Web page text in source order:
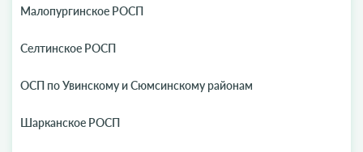
Малопургинское РОСП
Селтинское РОСП
ОСП по Увинскому и Сюмсинскому районам
Шарканское РОСП